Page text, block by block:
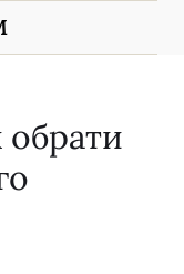
обрати